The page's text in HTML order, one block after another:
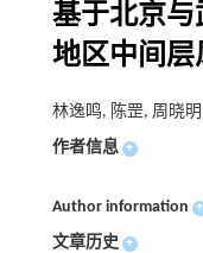
基于北京与
地区中间层
林逸鸣, 陈罡, 周晓
作者信息 +
Author information +
文章历史 +